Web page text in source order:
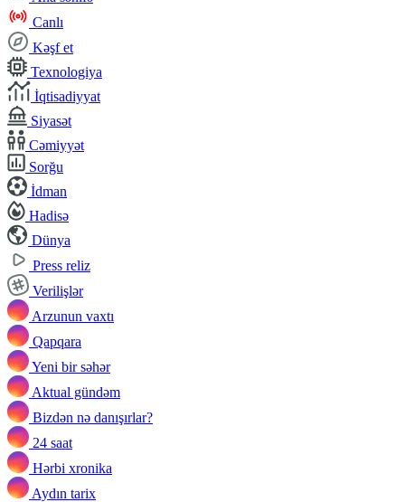
Canlı
Kəşf et
Texnologiya
İqtisadiyyat
Siyasət
Cəmiyyət
Sorğu
İdman
Hadisə
Dünya
Press reliz
Verilişlər
Arzunun vaxtı
Qapqara
Yeni bir səhər
Aktual gündəm
Bizdən nə danışırlar?
24 saat
Hərbi xronika
Aydın tarix